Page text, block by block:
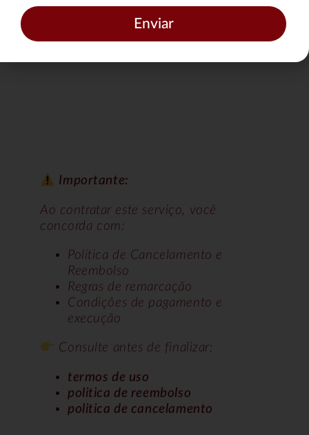
reserva.
Importante:
Ao contratar este serviço, você
concorda com:
Política de Cancelamento e
Reembolso
Regras de remarcação
Condições de pagamento e
execução
Consulte antes de finalizar:
termos de uso
politica de reembolso
politica de cancelamento
Enviar